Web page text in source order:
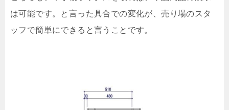
は可能です。と言った具合での変化が、売り場のスタ
ッフで簡単にできると言うことです。